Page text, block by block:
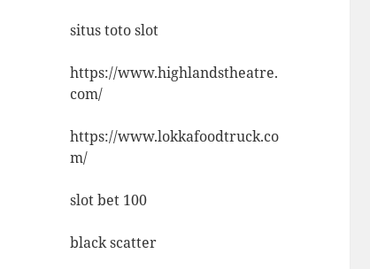
situs toto slot
https://www.highlandstheatre.
com/
https://www.lokkafoodtruck.co
m/
slot bet 100
black scatter